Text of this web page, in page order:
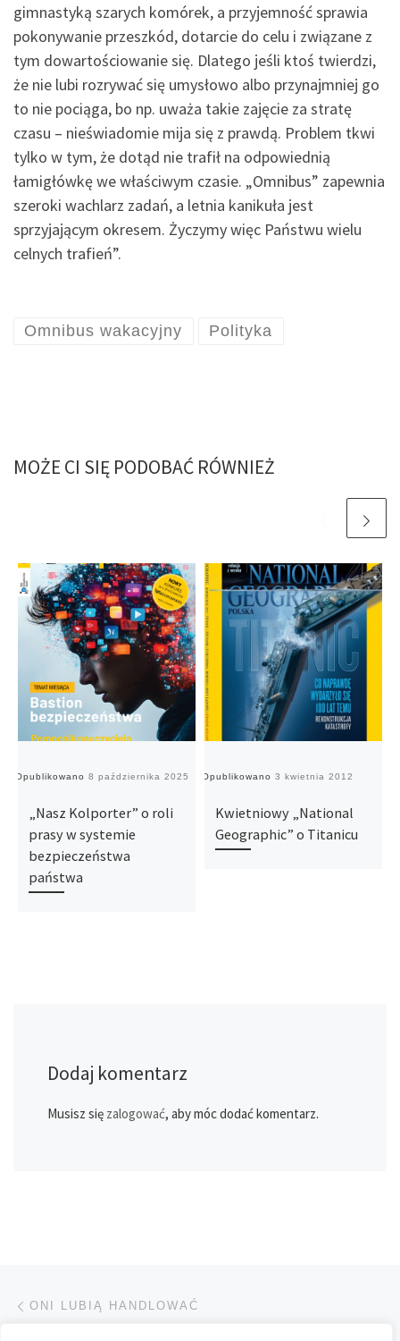
gimnastyką szarych komórek, a przyjemność sprawia
pokonywanie przeszkód, dotarcie do celu i związane z
tym dowartościowanie się. Dlatego jeśli ktoś twierdzi,
że nie lubi rozrywać się umysłowo albo przynajmniej go
to nie pociąga, bo np. uważa takie zajęcie za stratę
czasu – nieświadomie mija się z prawdą. Problem tkwi
tylko w tym, że dotąd nie trafił na odpowiednią
łamigłówkę we właściwym czasie. „Omnibus” zapewnia
szeroki wachlarz zadań, a letnia kanikuła jest
sprzyjającym okresem. Życzymy więc Państwu wielu
celnych trafień”.
Omnibus wakacyjny Polityka
MOŻE CI SIĘ PODOBAĆ RÓWNIEŻ
Opublikowano 8 października 2025
„Nasz Kolporter” o roli
prasy w systemie
bezpieczeństwa
państwa
Opublikowano 3 kwietnia 2012
Kwietniowy „National
Geographic” o Titanicu
Dodaj komentarz
Musisz się zalogować, aby móc dodać komentarz.
Przeglądanie Wpisów
ONI LUBIĄ HANDLOWAĆ